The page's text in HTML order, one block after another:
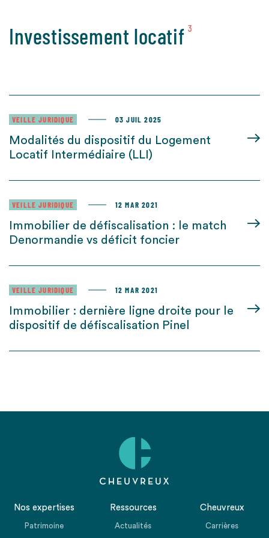
Investissement locatif 3
VEILLE JURIDIQUE 03 JUIL 2025
Modalités du dispositif du Logement
Locatif Intermédiaire (LLI)
VEILLE JURIDIQUE 12 MAR 2021
Immobilier de défiscalisation : le match
Denormandie vs déficit foncier
VEILLE JURIDIQUE 12 MAR 2021
Immobilier : dernière ligne droite pour le
dispositif de défiscalisation Pinel
Nos expertises
Patrimoine
Ressources
Actualités
Cheuvreux
Carrières